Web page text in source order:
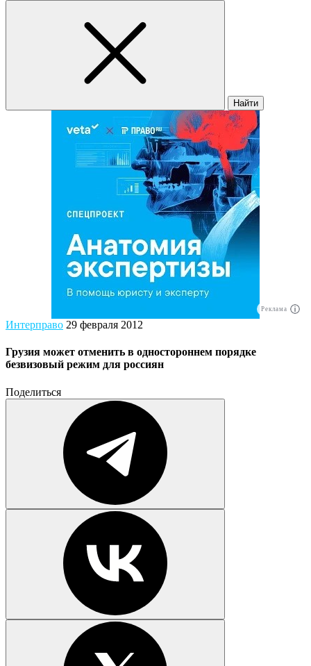
Найти
Реклама
Интерправо 29 февраля 2012
Грузия может отменить в одностороннем порядке
безвизовый режим для россиян
Поделиться